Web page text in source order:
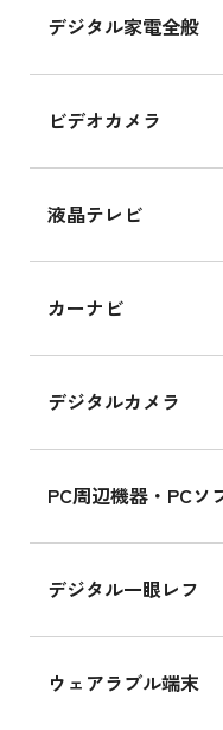
デジタル家電全般
ビデオカメラ
液晶テレビ
カーナビ
デジタルカメラ
PC周辺機器・PCソ
デジタル一眼レフ
ウェアラブル端末
iPad Air 11イ
iPad Air 11
iPhone 15
iPhone 15
MK2K3J/Aの